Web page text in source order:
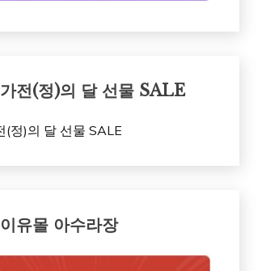
가전(정)의 달 선물 SALE
이유몰 아수라장